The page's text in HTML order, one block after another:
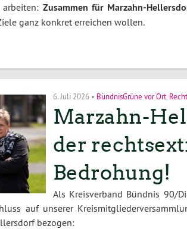
Zusammen für Marzahn-
ganz konkret erreichen wollen.
6. Juli 2026• BündnisGrüne vor Ort,
Marzahn-
der
Bedrohung!
Als Kreisverband Bündnis 90/
auf unserer
bezogen: